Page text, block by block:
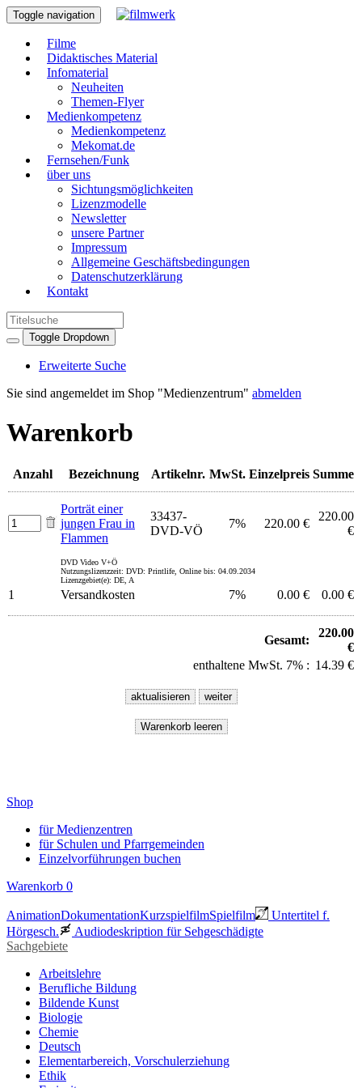
Toggle navigation
Filme
Didaktisches Material
Infomaterial
Neuheiten
Themen-Flyer
Medienkompetenz
Medienkompetenz
Mekomat.de
Fernsehen/Funk
über uns
Sichtungsmöglichkeiten
Lizenzmodelle
Newsletter
unsere Partner
Impressum
Allgemeine Geschäftsbedingungen
Datenschutzerklärung
Kontakt
Toggle Dropdown
Erweiterte Suche
Sie sind angemeldet im Shop "Medienzentrum" abmelden
Warenkorb
Anzahl Bezeichnung Artikelnr. MwSt. Einzelpreis Summe
Porträt einer
jungen Frau in
Flammen
33437-
DVD-VÖ
7% 220.00 €
220.00
€
DVD Video V+Ö
Nutzungslizenzzeit: DVD: Printlife, Online bis: 04.09.2034
Lizenzgebiet(e): DE, A
1 Versandkosten 7% 0.00 € 0.00 €
Gesamt:
220.00
€
enthaltene MwSt. 7% : 14.39 €
Shop
für Medienzentren
für Schulen und Pfarrgemeinden
Einzelvorführungen buchen
Warenkorb 0
AnimationDokumentationKurzspielfilmSpielfilm
Untertitel f.
Hörgesch.
Audiodeskription für Sehgeschädigte
Sachgebiete
Arbeitslehre
Berufliche Bildung
Bildende Kunst
Biologie
Chemie
Deutsch
Elementarbereich, Vorschulerziehung
Ethik